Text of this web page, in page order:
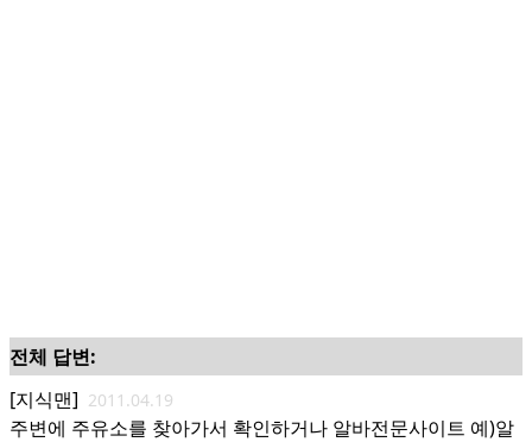
전체 답변:
[지식맨] 2011.04.19
주변에 주유소를 찾아가서 확인하거나 알바전문사이트 예)알